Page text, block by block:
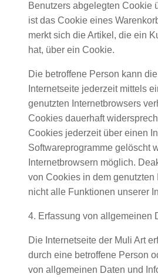
Benutzers abgelegten Cookie
ist das Cookie eines
merkt sich die Artikel, die ein
hat, über ein Cookie.
Die betroffene Person kann
Internetseite jederzeit mittels
genutzten Internetbrowsers
Cookies dauerhaft
Cookies jederzeit über einen
Softwareprogramme gelöscht
Internetbrowsern möglich.
von Cookies in dem
nicht alle Funktionen unserer
4. Erfassung von allgemeinen
Die Internetseite der Muli Art
durch eine betroffene Person
von allgemeinen Daten und